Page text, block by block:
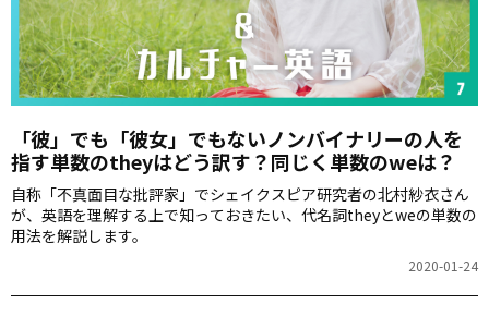
「彼」でも「彼女」でもないノンバイナリーの人を
指す単数のtheyはどう訳す？同じく単数のweは？
自称「不真面目な批評家」でシェイクスピア研究者の北村紗衣さん
が、英語を理解する上で知っておきたい、代名詞theyとweの単数の
用法を解説します。
2020-01-24